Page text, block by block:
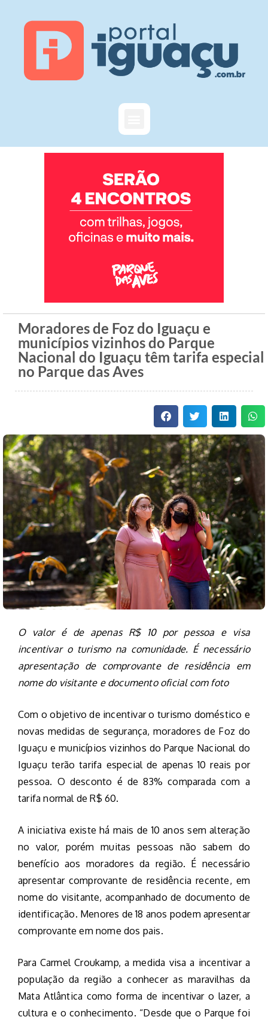
Moradores de Foz do Iguaçu e
municípios vizinhos do Parque
Nacional do Iguaçu têm tarifa especial
no Parque das Aves
O valor é de apenas R$ 10 por pessoa e visa
incentivar o turismo na comunidade. É necessário
apresentação de comprovante de residência em
nome do visitante e documento oficial com foto
Com o objetivo de incentivar o turismo doméstico e
novas medidas de segurança, moradores de Foz do
Iguaçu e municípios vizinhos do Parque Nacional do
Iguaçu terão tarifa especial de apenas 10 reais por
pessoa. O desconto é de 83% comparada com a
tarifa normal de R$ 60.
A iniciativa existe há mais de 10 anos sem alteração
no valor, porém muitas pessoas não sabem do
benefício aos moradores da região. É necessário
apresentar comprovante de residência recente, em
nome do visitante, acompanhado de documento de
identificação. Menores de 18 anos podem apresentar
comprovante em nome dos pais.
Para Carmel Croukamp, a medida visa a incentivar a
população da região a conhecer as maravilhas da
Mata Atlântica como forma de incentivar o lazer, a
cultura e o conhecimento. “Desde que o Parque foi